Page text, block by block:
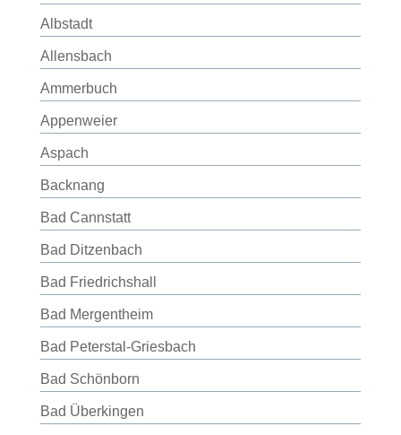
Albstadt
Allensbach
Ammerbuch
Appenweier
Aspach
Backnang
Bad Cannstatt
Bad Ditzenbach
Bad Friedrichshall
Bad Mergentheim
Bad Peterstal-Griesbach
Bad Schönborn
Bad Überkingen